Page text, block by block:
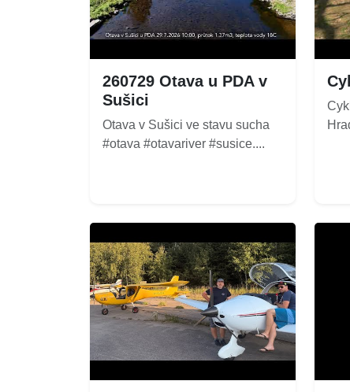
260729 Otava u PDA v
Sušici
Otava v Sušici ve stavu sucha
#otava #otavariver #susice....